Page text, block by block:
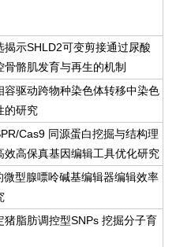
揭示SHLD2可变剪接通过尿酸
骨骼肌发育与再生的机制
容驱动跨物种染色体转移中染色
的研究
Cas9 同源蛋白挖掘与结构理
效高保真基因编辑工具优化研究
微型腺嘌呤碱基编辑器编辑效率
猪脂肪调控型SNPs 挖掘分子育